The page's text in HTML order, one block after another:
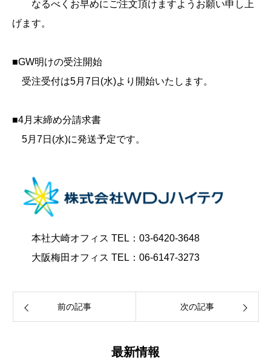
なるべくお早めにご注文頂けますようお願い申し上
げます。
■GW明けの受注開始
受注受付は5月7日(水)より開始いたします。
■4月末締め分請求書
5月7日(水)に発送予定です。
本社大崎オフィス TEL：03-6420-3648
大阪梅田オフィス TEL：06-6147-3273
前の記事 次の記事
最新情報